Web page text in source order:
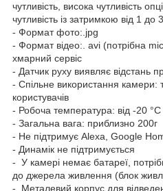
чутливість, висока чутливість
чутливість із затримкою від 1 до
- Формат фото:.jpg
- Формат відео:. avi (потрібна
хмарний сервіс
- Датчик руху виявляє відстань
- Спільне використання камери:
користувачів
- Робоча температура: від -20
- Загальна вага: приблизно 200г
- Не підтримує Alexa, Google
- Динамік не підтримується
- У камері немає батареї,
до джерела живлення (блок
- Металевий корпус для